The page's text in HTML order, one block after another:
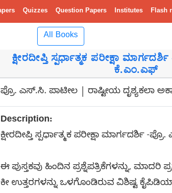
Quizzes Question Papers Institutes Flash
All Books
ಕ್ಷೀರದೀಪ್ತಿ ಸ್ಪರ್ಧಾತ್ಮಕ ಪರೀಕ್ಷಾ
ಕೆ.ಎಂ.ಎಫ್
ಪ್ರೊ. ಎಸ್.ಸಿ. ಪಾಟೀಲ | ರಾಷ್ಟೀಯ ದೃಶ್ಯಕಲಾ
Description:
ಕ್ಷೀರದೀಪ್ತಿ ಸ್ಪರ್ಧಾತ್ಮಕ ಪರೀಕ್ಷಾ ಮಾರ್ಗದರ್ಶಿ -
ಈ ಪುಸ್ತಕವು ಹಿಂದಿನ ಪ್ರಶ್ನೆಪತ್ರಿಕೆಗಳನ್ನು, ಮಾದರಿ
ಕೀ ಉತ್ತರಗಳನ್ನು ಒಳಗೊಂಡಿರುವ ವಿಶಿಷ್ಟ